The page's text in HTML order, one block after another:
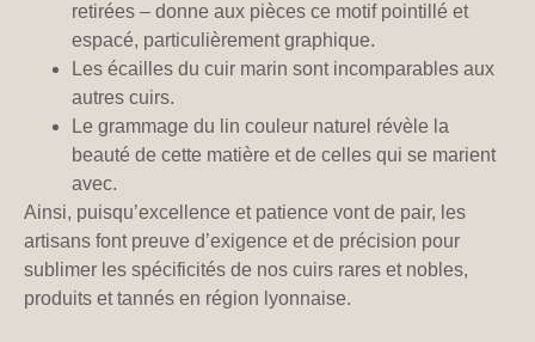
retirées – donne aux pièces ce motif pointillé et
espacé, particulièrement graphique.
Les écailles du cuir marin sont incomparables aux
autres cuirs.
Le grammage du lin couleur naturel révèle la
beauté de cette matière et de celles qui se marient
avec.
Ainsi, puisqu’excellence et patience vont de pair, les
artisans font preuve d’exigence et de précision pour
sublimer les spécificités de nos cuirs rares et nobles,
produits et tannés en région lyonnaise.